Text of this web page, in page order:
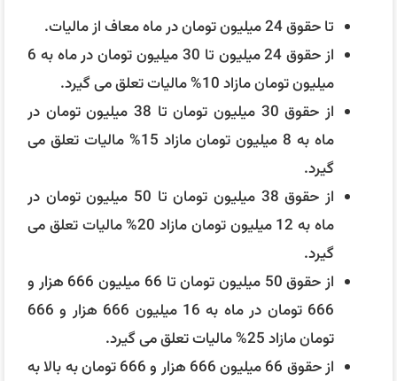
تا حقوق 24 میلیون تومان در ماه معاف از مالیات.
از حقوق 24 میلیون تا 30 میلیون تومان در ماه به 6
میلیون تومان مازاد 10% مالیات تعلق می گیرد.
از حقوق 30 میلیون تومان تا 38 میلیون تومان در
ماه به 8 میلیون تومان مازاد 15% مالیات تعلق می
گیرد.
از حقوق 38 میلیون تومان تا 50 میلیون تومان در
ماه به 12 میلیون تومان مازاد 20% مالیات تعلق می
گیرد.
از حقوق 50 میلیون تومان تا 66 میلیون 666 هزار و
666 تومان در ماه به 16 میلیون 666 هزار و 666
تومان مازاد 25% مالیات تعلق می گیرد.
از حقوق 66 میلیون 666 هزار و 666 تومان به بالا به